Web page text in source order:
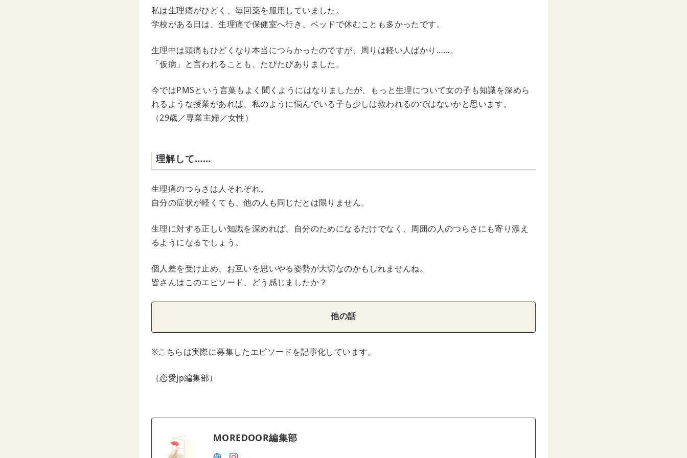
私は生理痛がひどく、毎回薬を服用していました。
学校がある日は、生理痛で保健室へ行き、ベッドで休むことも多かったです。
生理中は頭痛もひどくなり本当につらかったのですが、周りは軽い人ばかり……。
「仮病」と言われることも、たびたびありました。
今ではPMSという言葉もよく聞くようにはなりましたが、もっと生理について女の子も知識を深めら
れるような授業があれば、私のように悩んでいる子も少しは救われるのではないかと思います。
（29歳／専業主婦／女性）
理解して……
生理痛のつらさは人それぞれ。
自分の症状が軽くても、他の人も同じだとは限りません。
生理に対する正しい知識を深めれば、自分のためになるだけでなく、周囲の人のつらさにも寄り添え
るようになるでしょう。
個人差を受け止め、お互いを思いやる姿勢が大切なのかもしれませんね。
皆さんはこのエピソード、どう感じましたか？
他の話
※こちらは実際に募集したエピソードを記事化しています。
（恋愛jp編集部）
MOREDOOR編集部